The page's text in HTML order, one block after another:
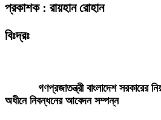
প্রকাশক : রায়হান রোহান
বিঃদ্রঃ
গণপ্রজাতন্ত্রী বাংলাদেশ সরকারের
অধীনে নিবন্ধনের আবেদন সম্পন্ন